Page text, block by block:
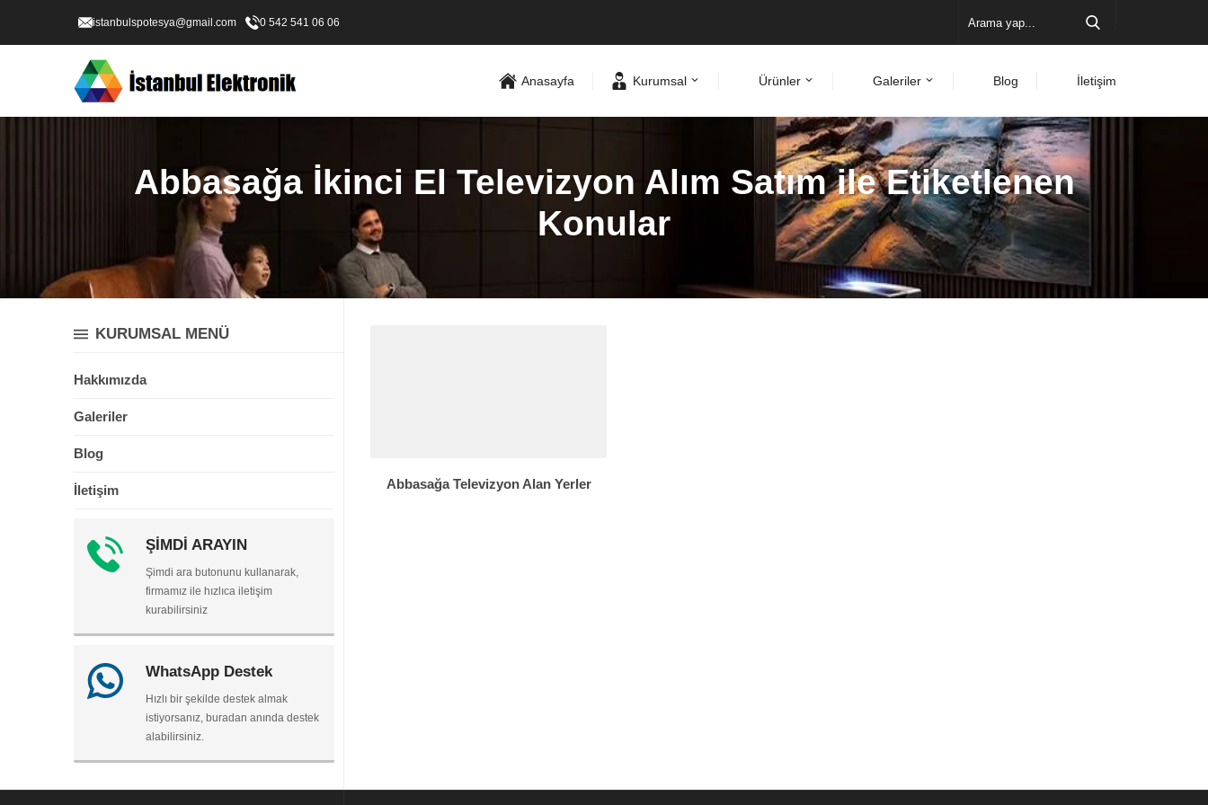
istanbulspotesya@gmail.com 0 542 541 06 06
Anasayfa Kurumsal Ürünler Galeriler Blog İletişim
Abbasağa İkinci El Televizyon Alım Satım ile Etiketlenen
Konular
Abbasağa Televizyon Alan Yerler
KURUMSAL MENÜ
Hakkımızda
Galeriler
Blog
İletişim
ŞİMDİ ARAYIN
Şimdi ara butonunu kullanarak,
firmamız ile hızlıca iletişim
kurabilirsiniz
WhatsApp Destek
Hızlı bir şekilde destek almak
istiyorsanız, buradan anında destek
alabilirsiniz.